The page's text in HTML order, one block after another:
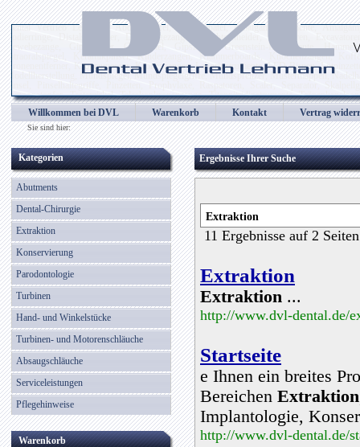
Dental Vertrieb Lehmann, Abdrucklöffel, Alginatspatel, Amalgaminstrumente,
Codierringe, Distalschneider, Drahtbiegezangen, Drahtschneider, Elevatoren,
Gewebezange, Gipsmesser, Gipsspatel, Gipszange, Greenstein-Instrumente,
Intraoralspiegel, Keramikpinsel, Kinderzangen, Klammerboards, Knochenzangen,
Kronenentferner, Kronenmesser, Kronenzangen, Laborinstrumente, LED Birnen,
Modellherstellung, Mundspiegel, Mundspiegelgriffe, Mundspreitzer, Mustermappen,
Pinsel, Pinselhaltegriffe, Pinzetten, Prophylaxe, Raspatoren, Scaler, Separator,
Tamponstopfer, Tasterzirkel, Teleskopkronenzange, Titannitridinstrumente,
Wachsmodellierinstrumente, Wangenhalter, Wattespender, Wundhaken, Wundspreitzer,
Zahnsonden, Zahnzangen, Zementspatel, Zungenbügel, Zungenreiniger
Willkommen bei DVL Warenkorb Kontakt Vertrag
Sie sind hier:
Kategorien
Abutments
Dental-Chirurgie
Extraktion
Konservierung
Parodontologie
Turbinen
Hand- und Winkelstücke
Turbinen- und Motorenschläuche
Absaugschläuche
Serviceleistungen
Pflegehinweise
Warenkorb
Ergebnisse Ihrer Suche
11 Ergebnisse auf 2 Seiten
Extraktion
Extraktion ...
http://www.dvl-dental.de/
Startseite
e Ihnen ein breites
Bereichen Extraktion
Implantologie,
http://www.dvl-dental.de/